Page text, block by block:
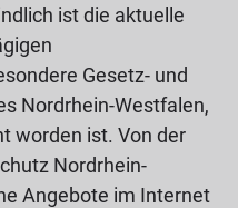
ist die aktuelle
Gesetz- und
Nordrhein-Westfalen,
worden ist. Von der
Nordrhein-
Angebote im Internet